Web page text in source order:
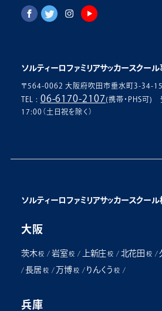
ソルティーロファミリアサッカースクー
〒564-0062 大阪府吹田市垂水町3-34-15
TEL : 06-6170-2107(携帯・PHS可)
17:00（土日祝を除く）
ソルティーロファミリアサッカースクー
大阪
茨木 校 / 岩室 校 / 上新庄 校/ 北花田 校/
/長居 校/ 万博 校/ りんくう 校/
兵庫